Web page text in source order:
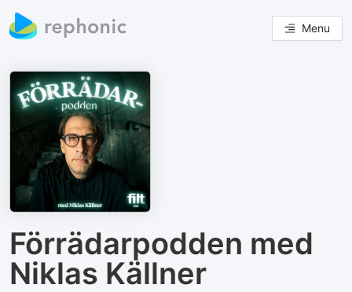
Menu
Förrädarpodden med
Niklas Källner